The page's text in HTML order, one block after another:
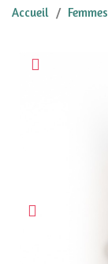
Accueil Femmes